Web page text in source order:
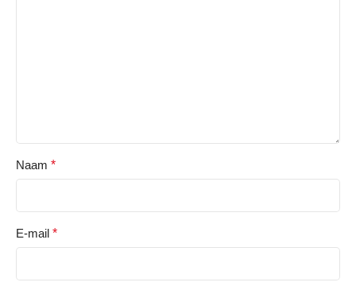
Naam *
E-mail *